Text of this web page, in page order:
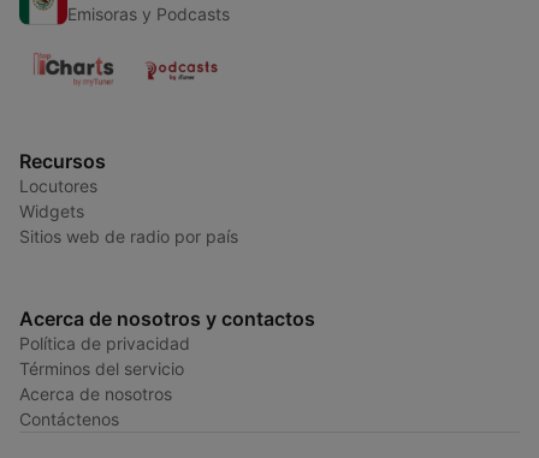
Emisoras y Podcasts
Recursos
Locutores
Widgets
Sitios web de radio por país
Acerca de nosotros y contactos
Política de privacidad
Términos del servicio
Acerca de nosotros
Contáctenos